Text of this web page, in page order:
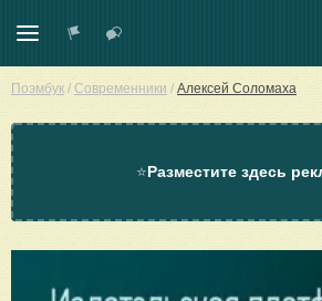
Поэмбук / Современники / Алексей Соломаха
⭐Разместите здесь